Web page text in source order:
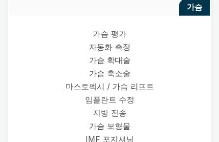
가슴
가슴 평가
자동화 측정
가슴 확대술
가슴 축소술
마스토펙시 / 가슴 리프트
임플란트 수정
지방 전송
가슴 보형물
IMF 포지셔닝